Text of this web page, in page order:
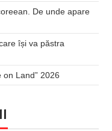
De unde apare
își va păstra
on Land” 2026